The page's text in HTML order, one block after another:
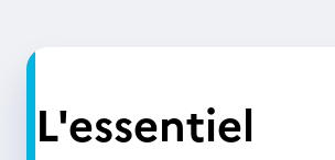
L'essentiel